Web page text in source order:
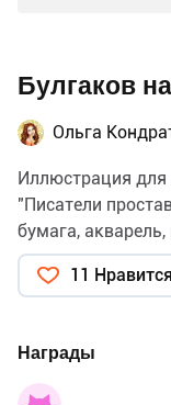
Булгаков
Ольга
Иллюстрация
"Писатели
бумага,
11 Нравится
Награды